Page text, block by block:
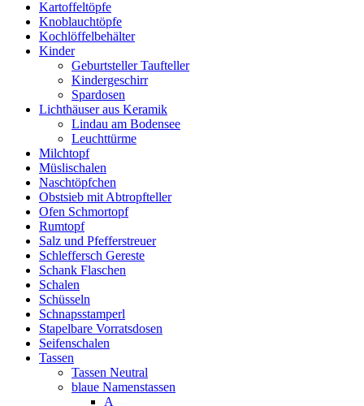
Kartoffeltöpfe
Knoblauchtöpfe
Kochlöffelbehälter
Kinder
Geburtsteller Taufteller
Kindergeschirr
Spardosen
Lichthäuser aus Keramik
Lindau am Bodensee
Leuchttürme
Milchtopf
Müslischalen
Naschtöpfchen
Obstsieb mit Abtropfteller
Ofen Schmortopf
Rumtopf
Salz und Pfefferstreuer
Schleffersch Gereste
Schank Flaschen
Schalen
Schüsseln
Schnapsstamperl
Stapelbare Vorratsdosen
Seifenschalen
Tassen
Tassen Neutral
blaue Namenstassen
A